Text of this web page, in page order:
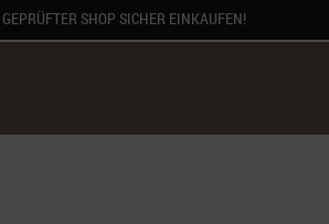
GEPRÜFTER SHOP SICHER EINKAUFEN!